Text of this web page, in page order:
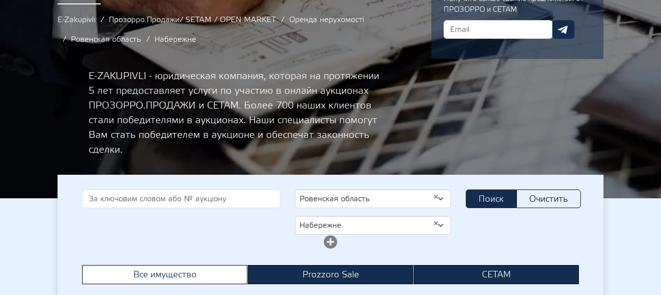
E-Zakupivli Прозорро.Продажи/ SETAM / OPEN MARKET
Оренда нерухомості
Ровенская область
Набережне
E-ZAKUPIVLI - юридическая компания, которая на протяжении
5 лет предоставляет услуги по участию в онлайн аукционах
ПРОЗОРРО.ПРОДАЖИ и СЕТАМ. Более 700 наших клиентов
стали победителями в аукционах. Наши специалисты помогут
Вам стать победителем в аукционе и обеспечат законность
сделки.
ПРОЗОРРО и СЕТАМ
×
Ровенская область
×
Набережне
Поиск Очистить
Все имущество Prozzoro Sale СЕТАМ